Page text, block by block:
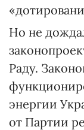
Но не
Раду.
энергии
от Партии